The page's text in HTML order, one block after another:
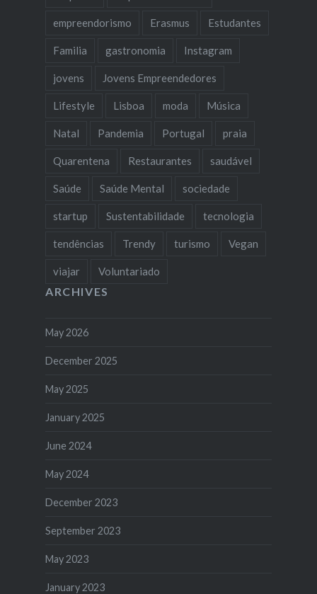
empreendorismo Erasmus Estudantes
Familia gastronomia Instagram
jovens Jovens Empreendedores
Lifestyle Lisboa moda Música
Natal Pandemia Portugal praia
Quarentena Restaurantes saudável
Saúde Saúde Mental sociedade
startup Sustentabilidade tecnologia
tendências Trendy turismo Vegan
viajar Voluntariado
ARCHIVES
May 2026
December 2025
May 2025
January 2025
June 2024
May 2024
December 2023
September 2023
May 2023
January 2023